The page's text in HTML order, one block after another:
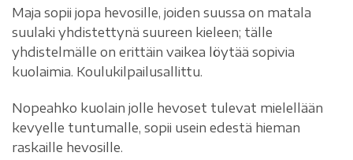
Maja sopii jopa hevosille, joiden suussa on matala
suulaki yhdistettynä suureen kieleen; tälle
yhdistelmälle on erittäin vaikea löytää sopivia
kuolaimia. Koulukilpailusallittu.
Nopeahko kuolain jolle hevoset tulevat mielellään
kevyelle tuntumalle, sopii usein edestä hieman
raskaille hevosille.